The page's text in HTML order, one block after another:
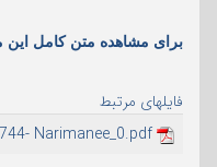
برای مشاهده متن کامل این
فایلهای مرتبط
Narimanee_0.pdf